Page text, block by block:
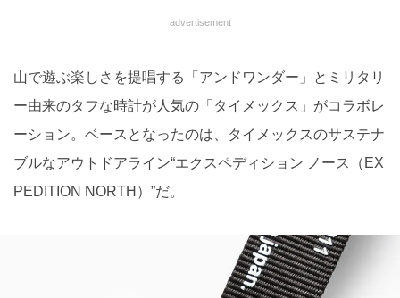
advertisement
山で遊ぶ楽しさを提唱する「アンドワンダー」とミリタリ
ー由来のタフな時計が人気の「タイメックス」がコラボレ
ーション。ベースとなったのは、タイメックスのサステナ
ブルなアウトドアライン“エクスペディション ノース（EX
PEDITION NORTH）”だ。